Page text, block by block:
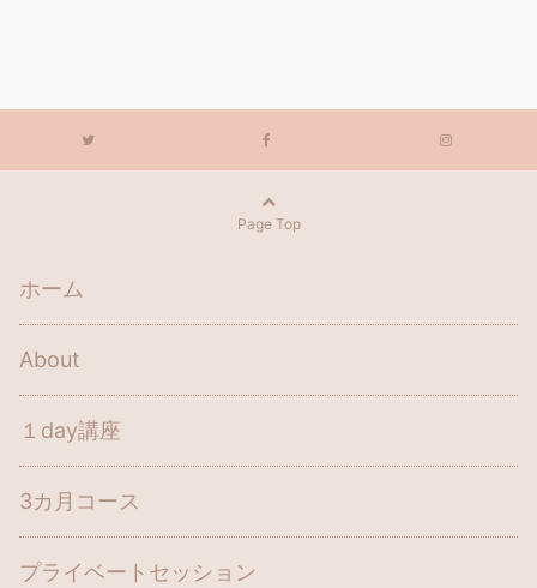
Page Top
ホーム
About
１day講座
3カ月コース
プライベートセッション